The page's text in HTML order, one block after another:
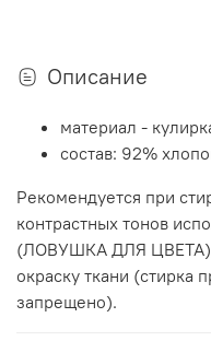
Описание
материал -
состав: 92%
Рекомендуется при
контрастных тонов
(ЛОВУШКА ДЛЯ ЦВЕТА),
окраску ткани (стирка
запрещено).